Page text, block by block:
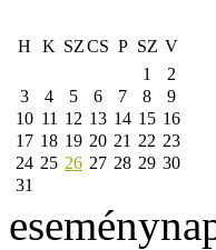
H K SZCS P SZ V
1
2
3
4 5 6 7 8
9
10 11 12 13 14 15 16
17 18 19 20 21 22 23
24 25 26 27 28 29 30
31